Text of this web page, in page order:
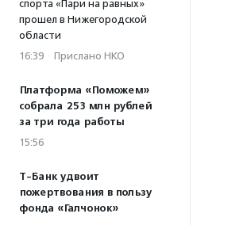
спорта «Пари на равных»
прошел в Нижегородской
области
16:39 · Прислано НКО
Платформа «Поможем»
собрала 253 млн рублей
за три года работы
15:56
Т-Банк удвоит
пожертвования в пользу
фонда «Галчонок»